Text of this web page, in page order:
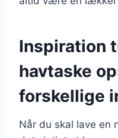
Inspiration
havtaske
forskellige
Når du skal lave en